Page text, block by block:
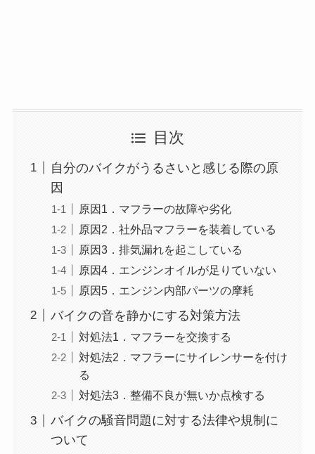
目次
自分のバイクがうるさいと感じる際の原
因
原因1．マフラーの故障や劣化
原因2．社外品マフラーを装着している
原因3．排気漏れを起こしている
原因4．エンジンオイルが足りていない
原因5．エンジン内部パーツの摩耗
バイクの音を静かにする対策方法
対処法1．マフラーを交換する
対処法2．マフラーにサイレンサーを付け
る
対処法3．整備不良が無いか点検する
バイクの騒音問題に対する法律や規制に
ついて